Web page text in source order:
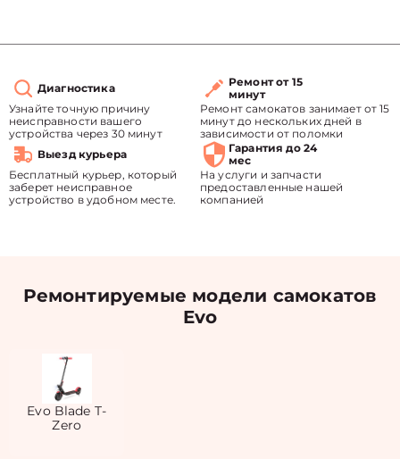
Диагностика
Узнайте точную причину
неисправности вашего
устройства через 30 минут
Ремонт от 15
минут
Ремонт самокатов занимает от 15
минут до нескольких дней в
зависимости от поломки
Выезд курьера
Бесплатный курьер, который
заберет неисправное
устройство в удобном месте.
Гарантия до 24
мес
На услуги и запчасти
предоставленные нашей
компанией
Ремонтируемые модели самокатов
Evo
Evo Blade T-
Zero